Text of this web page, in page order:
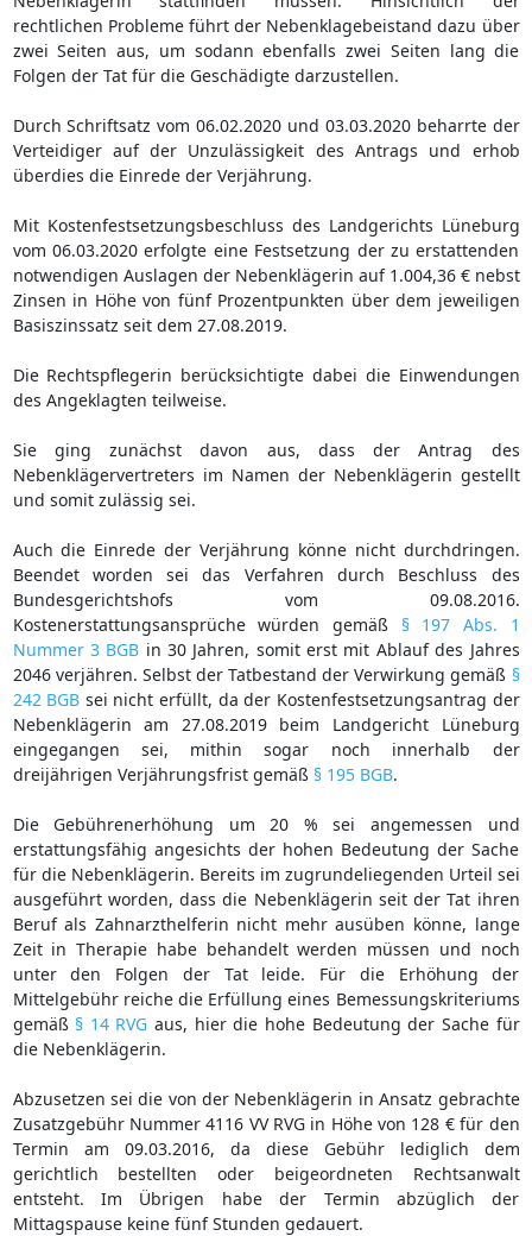
rechtlichen Probleme führt der Nebenklagebeistand dazu über
zwei Seiten aus, um sodann ebenfalls zwei Seiten lang die
Folgen der Tat für die Geschädigte darzustellen.
Durch Schriftsatz vom 06.02.2020 und 03.03.2020 beharrte der
Verteidiger auf der Unzulässigkeit des Antrags und erhob
überdies die Einrede der Verjährung.
Mit Kostenfestsetzungsbeschluss des Landgerichts Lüneburg
vom 06.03.2020 erfolgte eine Festsetzung der zu erstattenden
notwendigen Auslagen der Nebenklägerin auf 1.004,36 € nebst
Zinsen in Höhe von fünf Prozentpunkten über dem jeweiligen
Basiszinssatz seit dem 27.08.2019.
Die Rechtspflegerin berücksichtigte dabei die Einwendungen
des Angeklagten teilweise.
Sie ging zunächst davon aus, dass der Antrag des
Nebenklägervertreters im Namen der Nebenklägerin gestellt
und somit zulässig sei.
Auch die Einrede der Verjährung könne nicht durchdringen.
Beendet worden sei das Verfahren durch Beschluss des
Bundesgerichtshofs vom 09.08.2016.
Kostenerstattungsansprüche würden gemäß § 197 Abs. 1
Nummer 3 BGB in 30 Jahren, somit erst mit Ablauf des Jahres
2046 verjähren. Selbst der Tatbestand der Verwirkung gemäß §
242 BGB sei nicht erfüllt, da der Kostenfestsetzungsantrag der
Nebenklägerin am 27.08.2019 beim Landgericht Lüneburg
eingegangen sei, mithin sogar noch innerhalb der
dreijährigen Verjährungsfrist gemäß § 195 BGB.
Die Gebührenerhöhung um 20 % sei angemessen und
erstattungsfähig angesichts der hohen Bedeutung der Sache
für die Nebenklägerin. Bereits im zugrundeliegenden Urteil sei
ausgeführt worden, dass die Nebenklägerin seit der Tat ihren
Beruf als Zahnarzthelferin nicht mehr ausüben könne, lange
Zeit in Therapie habe behandelt werden müssen und noch
unter den Folgen der Tat leide. Für die Erhöhung der
Mittelgebühr reiche die Erfüllung eines Bemessungskriteriums
gemäß § 14 RVG aus, hier die hohe Bedeutung der Sache für
die Nebenklägerin.
Abzusetzen sei die von der Nebenklägerin in Ansatz gebrachte
Zusatzgebühr Nummer 4116 VV RVG in Höhe von 128 € für den
Termin am 09.03.2016, da diese Gebühr lediglich dem
gerichtlich bestellten oder beigeordneten Rechtsanwalt
entsteht. Im Übrigen habe der Termin abzüglich der
Mittagspause keine fünf Stunden gedauert.